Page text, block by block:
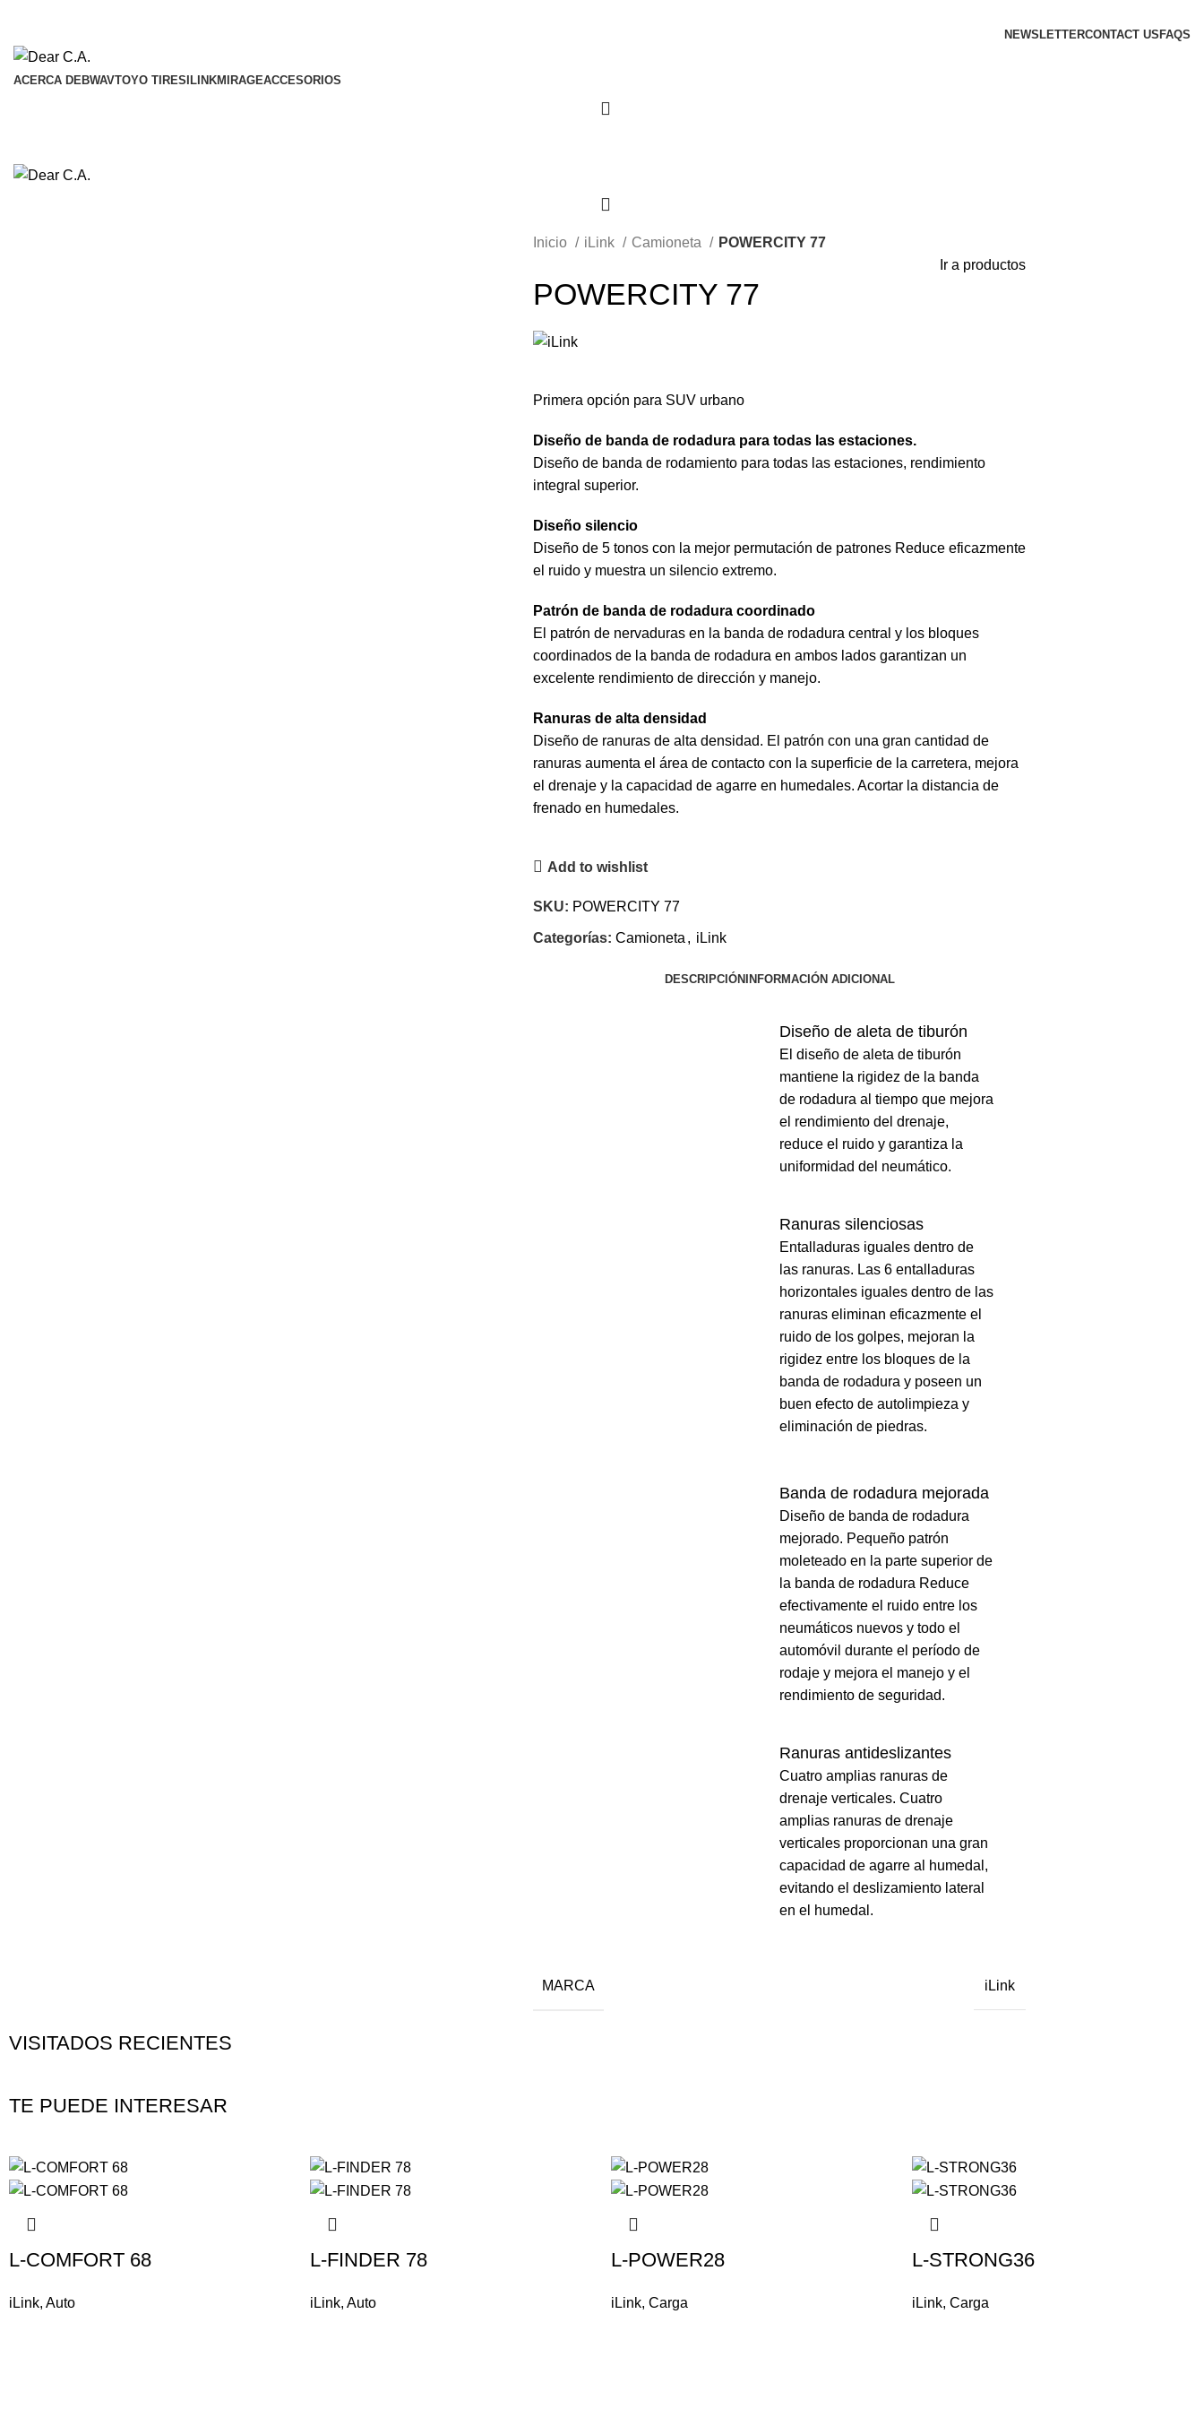
NEWSLETTERCONTACT US FAQS
ACERCA DEBWAVTOYO TIRES ILINKMIRAGEACCESORIOS
Inicio iLink Camioneta
POWERCITY 77
Ir a productos
POWERCITY 77
Primera opción para SUV urbano
Diseño de banda de rodadura para todas las estaciones.
Diseño de banda de rodamiento para todas las estaciones, rendimiento
integral superior.
Diseño silencio
Diseño de 5 tonos con la mejor permutación de patrones Reduce eficazmente
el ruido y muestra un silencio extremo.
Patrón de banda de rodadura coordinado
El patrón de nervaduras en la banda de rodadura central y los bloques
coordinados de la banda de rodadura en ambos lados garantizan un
excelente rendimiento de dirección y manejo.
Ranuras de alta densidad
Diseño de ranuras de alta densidad. El patrón con una gran cantidad de
ranuras aumenta el área de contacto con la superficie de la carretera, mejora
el drenaje y la capacidad de agarre en humedales. Acortar la distancia de
frenado en humedales.
Add to wishlist
SKU: POWERCITY 77
Categorías: Camioneta , iLink
DESCRIPCIÓN INFORMACIÓN ADICIONAL
Diseño de aleta de tiburón
El diseño de aleta de tiburón
mantiene la rigidez de la banda
de rodadura al tiempo que mejora
el rendimiento del drenaje,
reduce el ruido y garantiza la
uniformidad del neumático.
Ranuras silenciosas
Entalladuras iguales dentro de
las ranuras. Las 6 entalladuras
horizontales iguales dentro de las
ranuras eliminan eficazmente el
ruido de los golpes, mejoran la
rigidez entre los bloques de la
banda de rodadura y poseen un
buen efecto de autolimpieza y
eliminación de piedras.
Banda de rodadura mejorada
Diseño de banda de rodadura
mejorado. Pequeño patrón
moleteado en la parte superior de
la banda de rodadura Reduce
efectivamente el ruido entre los
neumáticos nuevos y todo el
automóvil durante el período de
rodaje y mejora el manejo y el
rendimiento de seguridad.
Ranuras antideslizantes
Cuatro amplias ranuras de
drenaje verticales. Cuatro
amplias ranuras de drenaje
verticales proporcionan una gran
capacidad de agarre al humedal,
evitando el deslizamiento lateral
en el humedal.
MARCA iLink
VISITADOS RECIENTES
TE PUEDE INTERESAR
L-COMFORT 68
iLink,Auto
L-FINDER 78
iLink, Auto
L-POWER28
iLink, Carga
L-STRONG36
iLink, Carga